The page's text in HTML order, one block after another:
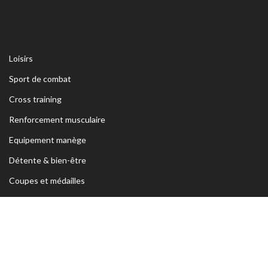
Loisirs
Sport de combat
Cross training
Renforcement musculaire
Equipement manège
Détente & bien-être
Coupes et médailles